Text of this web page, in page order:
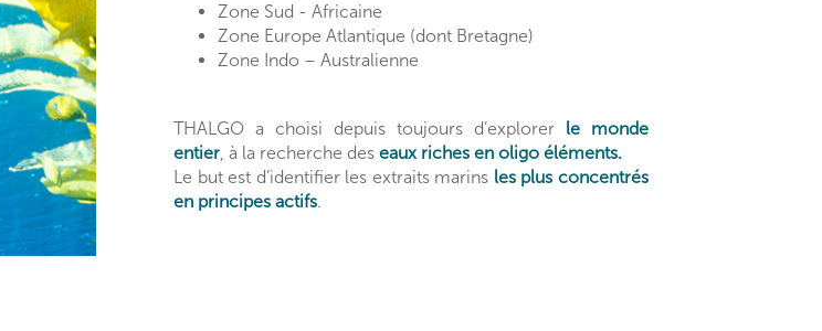
Zone Sud - Africaine
Zone Europe Atlantique (dont Bretagne)
Zone Indo – Australienne
THALGO a choisi depuis toujours d’explorer le monde
entier, à la recherche des eaux riches en oligo éléments.
Le but est d’identifier les extraits marins les plus concentrés
en principes actifs.